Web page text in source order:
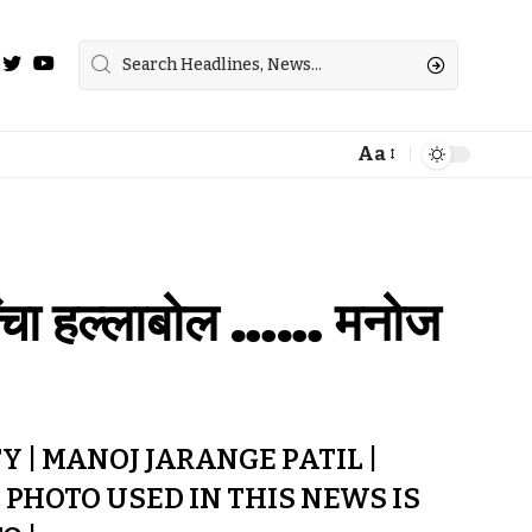
Aa
हल्लाबोल …… मनोज
MANOJ JARANGE PATIL |
USED IN THIS NEWS IS